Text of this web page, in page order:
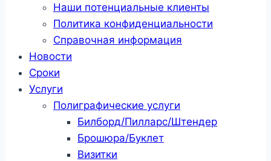
Наши потенциальные клиенты
Политика конфиденциальности
Справочная информация
Новости
Сроки
Услуги
Полиграфические услуги
Билборд/Пилларс/Штендер
Брошюра/Буклет
Визитки